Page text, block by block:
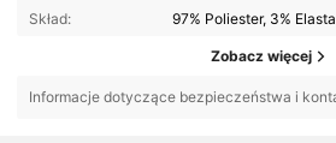
Skład:
97% Poliester, 3%
Zobacz więcej
Informacje dotyczące bezpieczeństwa i